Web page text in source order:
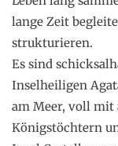
lange Zeit
strukturieren.
Es sind
Inselheiligen
am Meer, voll mit
Königstöchtern